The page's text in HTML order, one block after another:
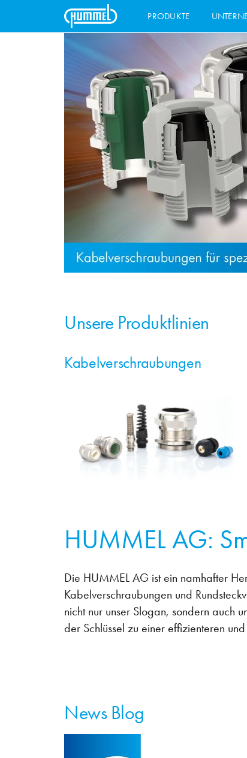
PRODUKTE
Unsere Produktlinien
Kabelverschraubungen
HUMMEL AG:
Die HUMMEL AG ist ein namhafter
Kabelverschraubungen und
nicht nur unser Slogan, sondern auch
der Schlüssel zu einer effizienteren
News Blog